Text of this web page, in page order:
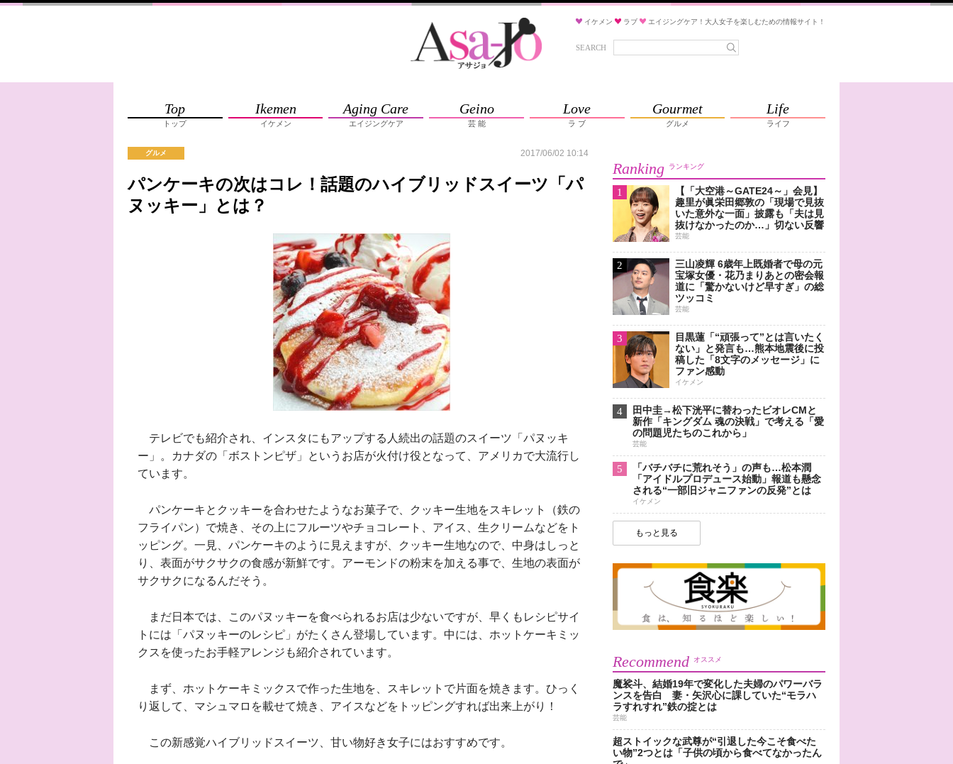
イケメン ラブ エイジングケア！大人女子を楽しむための情報サイト！
SEARCH
Top
トップ
Ikemen
イケメン
Aging Care
エイジングケア
Geino
芸 能
Love
ラ ブ
Gourmet
グルメ
Life
ライフ
グルメ 2017/06/02 10:14
パンケーキの次はコレ！話題のハイブリッドスイーツ「パ
ヌッキー」とは？
テレビでも紹介され、インスタにもアップする人続出の話題のスイーツ「パヌッキ
ー」。カナダの「ボストンピザ」というお店が火付け役となって、アメリカで大流行し
ています。
パンケーキとクッキーを合わせたようなお菓子で、クッキー生地をスキレット（鉄の
フライパン）で焼き、その上にフルーツやチョコレート、アイス、生クリームなどをト
ッピング。一見、パンケーキのように見えますが、クッキー生地なので、中身はしっと
り、表面がサクサクの食感が新鮮です。アーモンドの粉末を加える事で、生地の表面が
サクサクになるんだそう。
まだ日本では、このパヌッキーを食べられるお店は少ないですが、早くもレシピサイ
トには「パヌッキーのレシピ」がたくさん登場しています。中には、ホットケーキミッ
クスを使ったお手軽アレンジも紹介されています。
まず、ホットケーキミックスで作った生地を、スキレットで片面を焼きます。ひっく
り返して、マシュマロを載せて焼き、アイスなどをトッピングすれば出来上がり！
この新感覚ハイブリッドスイーツ、甘い物好き女子にはおすすめです。
Ranking ランキング
1
【「大空港～GATE24～」会見】
趣里が眞栄田郷敦の「現場で見抜
いた意外な一面」披露も「夫は見
抜けなかったのか…」切ない反響
芸能
2
三山凌輝 6歳年上既婚者で母の元
宝塚女優・花乃まりあとの密会報
道に「驚かないけど早すぎ」の総
ツッコミ
芸能
3
目黒蓮「“頑張って”とは言いたく
ない」と発言も…熊本地震後に投
稿した「8文字のメッセージ」に
ファン感動
イケメン
4
田中圭→松下洸平に替わったビオレCMと
新作「キングダム 魂の決戦」で考える「愛
の問題児たちのこれから」
芸能
5
「バチバチに荒れそう」の声も…松本潤
「アイドルプロデュース始動」報道も懸念
される“一部旧ジャニファンの反発”とは
イケメン
もっと見る
Recommend オススメ
魔裟斗、結婚19年で変化した夫婦のパワーバラ
ンスを告白 妻・矢沢心に課していた“モラハ
ラすれすれ”鉄の掟とは
芸能
超ストイックな武尊が“引退した今こそ食べた
い物”2つとは「子供の頃から食べてなかったん